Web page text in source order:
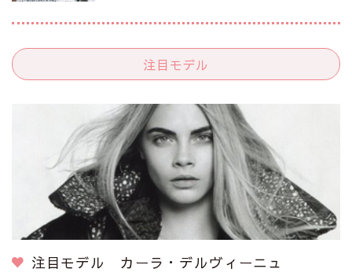
注目モデル
注目モデル カーラ・デルヴィーニュ